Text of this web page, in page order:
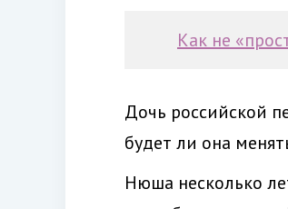
Как не
Дочь российской
будет ли она
Нюша несколько